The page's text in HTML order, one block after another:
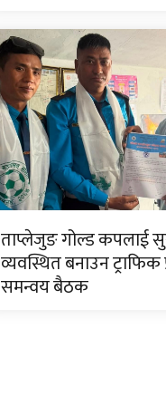
ताप्लेजुङ गोल्ड कपलाई
व्यवस्थित बनाउन ट्राफिक
समन्वय बैठक